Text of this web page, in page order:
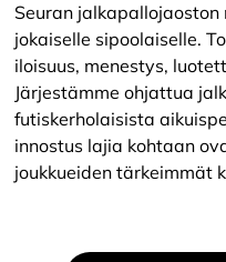
Seuran
jokaiselle sipoolaiselle.
iloisuus, menestys,
Järjestämme ohjattua
futiskerholaisista
innostus lajia kohtaan
joukkueiden tärkeimmät